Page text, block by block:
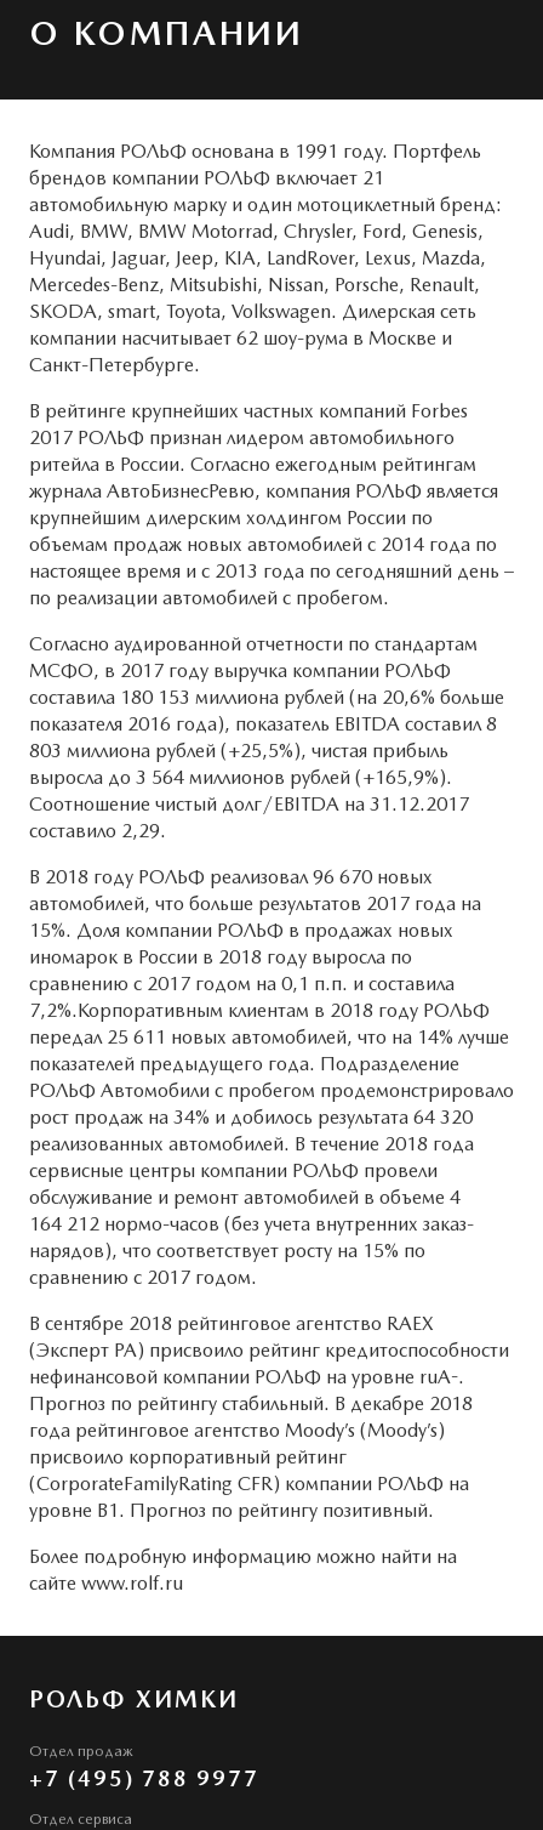
MAZDA CX-5
Mazda Сервис Контракт
ПРЕДЛОЖЕНИЯ ПО СЕРВИСУ
ПРАВОВАЯ ИНФОРМАЦИЯ
О КОМПАНИИ
Компания РОЛЬФ основана в 1991 году. Портфель
брендов компании РОЛЬФ включает 21
автомобильную марку и один мотоциклетный бренд:
Audi, BMW, BMW Motorrad, Chrysler, Ford, Genesis,
Hyundai, Jaguar, Jeep, KIA, LandRover, Lexus, Mazda,
Mercedes-Benz, Mitsubishi, Nissan, Porsche, Renault,
SKODA, smart, Toyota, Volkswagen. Дилерская сеть
компании насчитывает 62 шоу-рума в Москве и
Санкт-Петербурге.
В рейтинге крупнейших частных компаний Forbes
2017 РОЛЬФ признан лидером автомобильного
ритейла в России. Согласно ежегодным рейтингам
журнала АвтоБизнесРевю, компания РОЛЬФ является
крупнейшим дилерским холдингом России по
объемам продаж новых автомобилей с 2014 года по
настоящее время и с 2013 года по сегодняшний день –
по реализации автомобилей с пробегом.
Согласно аудированной отчетности по стандартам
МСФО, в 2017 году выручка компании РОЛЬФ
составила 180 153 миллиона рублей (на 20,6% больше
показателя 2016 года), показатель EBITDA составил 8
803 миллиона рублей (+25,5%), чистая прибыль
выросла до 3 564 миллионов рублей (+165,9%).
Соотношение чистый долг/EBITDA на 31.12.2017
составило 2,29.
В 2018 году РОЛЬФ реализовал 96 670 новых
автомобилей, что больше результатов 2017 года на
15%. Доля компании РОЛЬФ в продажах новых
иномарок в России в 2018 году выросла по
сравнению с 2017 годом на 0,1 п.п. и составила
7,2%.Корпоративным клиентам в 2018 году РОЛЬФ
передал 25 611 новых автомобилей, что на 14% лучше
показателей предыдущего года. Подразделение
РОЛЬФ Автомобили с пробегом продемонстрировало
рост продаж на 34% и добилось результата 64 320
реализованных автомобилей. В течение 2018 года
сервисные центры компании РОЛЬФ провели
обслуживание и ремонт автомобилей в объеме 4
164 212 нормо-часов (без учета внутренних заказ-
нарядов), что соответствует росту на 15% по
сравнению с 2017 годом.
В сентябре 2018 рейтинговое агентство RAEX
(Эксперт РА) присвоило рейтинг кредитоспособности
нефинансовой компании РОЛЬФ на уровне ruA-.
Прогноз по рейтингу стабильный. В декабре 2018
года рейтинговое агентство Moody’s (Moody’s)
присвоило корпоративный рейтинг
(CorporateFamilyRating CFR) компании РОЛЬФ на
уровне B1. Прогноз по рейтингу позитивный.
Более подробную информацию можно найти на
сайте www.rolf.ru
РОЛЬФ ХИМКИ
Отдел продаж
+7 (495) 788 9977
Отдел сервиса